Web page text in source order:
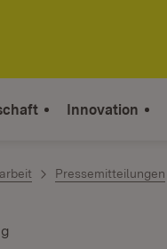
Innovation
Pressemitteilungen